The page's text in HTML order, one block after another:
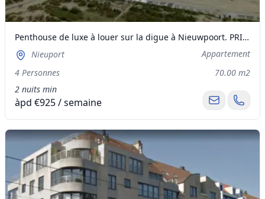
Penthouse de luxe à louer sur la digue à Nieuwpoort. PRIX TOUT COMPRIS (GARAGE, FRAIS)
Nieuport
Appartement
4 Personnes
70.00 m2
2 nuits min
àpd €925 / semaine